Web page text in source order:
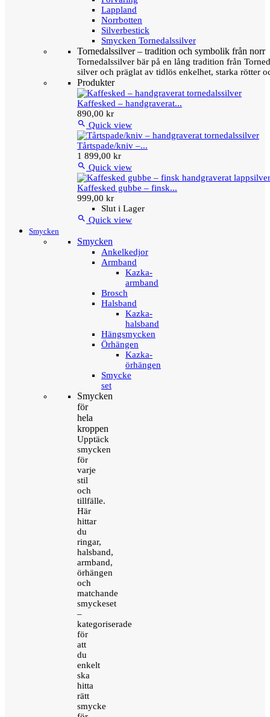
Lappland
Norrbotten
Silverbestick
Smycken Tornedalssilver
Tornedalssilver – tradition och symbolik från norr
Tornedalssilver bär på en lång tradition från
silver och präglat av tidlös enkelhet, starka rötter
Produkter
Kaffesked – handgraverat...
890,00 kr
 Quick view
Tårtspade/kniv –...
1 899,00 kr
 Quick view
Kaffesked gubbe – finsk...
999,00 kr
Slut i Lager
 Quick view
Smycken
Smycken
Ankelkedjor
Armband
Kazka-
armband
Brosch
Halsband
Kazka-
halsband
Hängsmycken
Örhängen
Kazka-
örhängen
Smycke
set
Smycken
för
hela
kroppen
Upptäck
smycken
för
varje
stil
och
tillfälle.
Här
hittar
du
ringar,
halsband,
armband,
örhängen
och
matchande
smyckeset
–
kategoriserade
för
att
du
enkelt
ska
hitta
rätt
smycke